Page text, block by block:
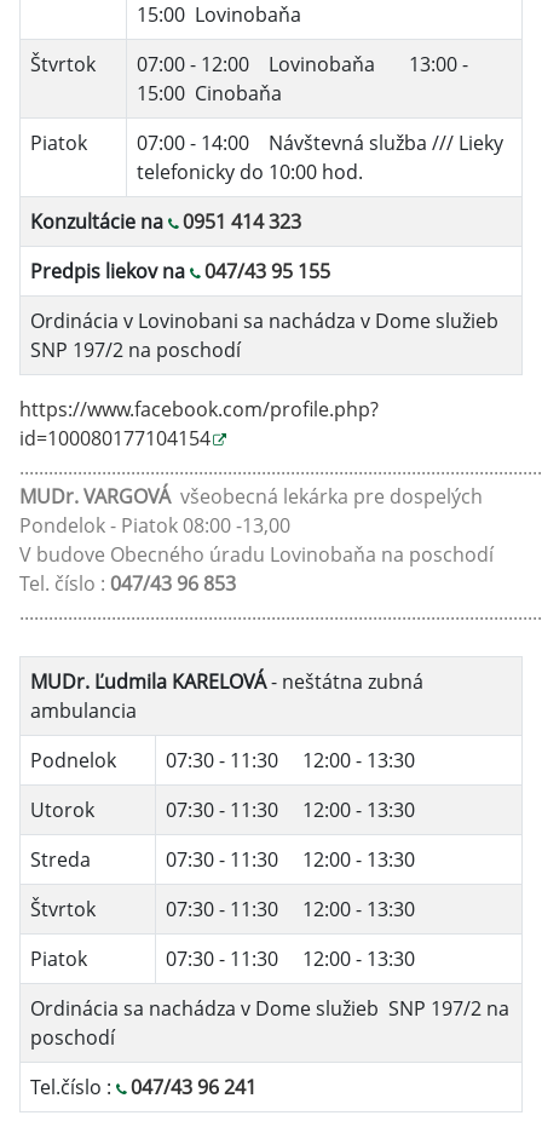
15:00 Lovinobaňa
Štvrtok
07:00 - 12:00 Lovinobaňa 13:00 -
15:00 Cinobaňa
Piatok
07:00 - 14:00 Návštevná služba /// Lieky
telefonicky do 10:00 hod.
Konzultácie na
0951 414 323
Predpis liekov na
047/43 95 155
Ordinácia v Lovinobani sa nachádza v Dome služieb
SNP 197/2 na poschodí
https://www.facebook.com/profile.php?
id=100080177104154
MUDr. VARGOVÁ všeobecná lekárka pre dospelých
Pondelok - Piatok 08:00 -13,00
V budove Obecného úradu Lovinobaňa na poschodí
Tel. číslo : 047/43 96 853
MUDr. Ľudmila KARELOVÁ- neštátna zubná
ambulancia
Podnelok
07:30 - 11:30 12:00 - 13:30
Utorok
07:30 - 11:30 12:00 - 13:30
Streda
07:30 - 11:30 12:00 - 13:30
Štvrtok
07:30 - 11:30 12:00 - 13:30
Piatok
07:30 - 11:30 12:00 - 13:30
Ordinácia sa nachádza v Dome služieb SNP 197/2 na
poschodí
Tel.číslo :
047/43 96 241